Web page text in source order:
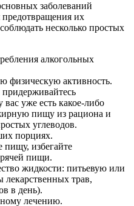
заболеваний
их
несколько простых
алкогольных
физическую активность.
уже есть какое-либо
пищу из рациона и
углеводов.
порциях.
пищу, избегайте
пищи.
жидкости: питьевую или
лекарственных трав,
в день).
лечению.